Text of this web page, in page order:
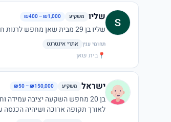
שליו משקיע ₪400 – ₪1,000
שליו בן 29 מבית שאן מחפש לרנות חנות אייבי מניבה שכבר מוכרת
תחומי ענין אתרי אינטרנט
📍 בית שאן
ישראל משקיע ₪50 – ₪150,000
לאורך תקופה ארוכה ושיהיה הכנסה